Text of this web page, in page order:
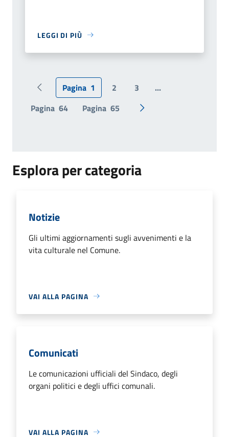
LEGGI DI PIÙ
Pagina precedente
Pagina 1 2 3
...
Pagina 64 Pagina 65 Pagina successiva
Esplora per categoria
Notizie
Gli ultimi aggiornamenti sugli avvenimenti e la
vita culturale nel Comune.
VAI ALLA PAGINA
Comunicati
Le comunicazioni ufficiali del Sindaco, degli
organi politici e degli uffici comunali.
VAI ALLA PAGINA